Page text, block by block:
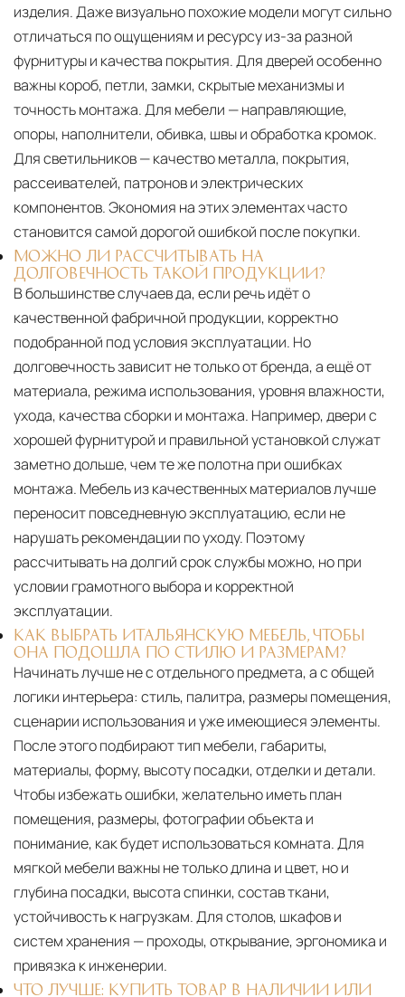
изделия. Даже визуально похожие модели могут сильно
отличаться по ощущениям и ресурсу из-за разной
фурнитуры и качества покрытия. Для дверей особенно
важны короб, петли, замки, скрытые механизмы и
точность монтажа. Для мебели — направляющие,
опоры, наполнители, обивка, швы и обработка кромок.
Для светильников — качество металла, покрытия,
рассеивателей, патронов и электрических
компонентов. Экономия на этих элементах часто
становится самой дорогой ошибкой после покупки.
МОЖНО ЛИ РАССЧИТЫВАТЬ НА
ДОЛГОВЕЧНОСТЬ ТАКОЙ ПРОДУКЦИИ?
В большинстве случаев да, если речь идёт о
качественной фабричной продукции, корректно
подобранной под условия эксплуатации. Но
долговечность зависит не только от бренда, а ещё от
материала, режима использования, уровня влажности,
ухода, качества сборки и монтажа. Например, двери с
хорошей фурнитурой и правильной установкой служат
заметно дольше, чем те же полотна при ошибках
монтажа. Мебель из качественных материалов лучше
переносит повседневную эксплуатацию, если не
нарушать рекомендации по уходу. Поэтому
рассчитывать на долгий срок службы можно, но при
условии грамотного выбора и корректной
эксплуатации.
КАК ВЫБРАТЬ ИТАЛЬЯНСКУЮ МЕБЕЛЬ, ЧТОБЫ
ОНА ПОДОШЛА ПО СТИЛЮ И РАЗМЕРАМ?
Начинать лучше не с отдельного предмета, а с общей
логики интерьера: стиль, палитра, размеры помещения,
сценарии использования и уже имеющиеся элементы.
После этого подбирают тип мебели, габариты,
материалы, форму, высоту посадки, отделки и детали.
Чтобы избежать ошибки, желательно иметь план
помещения, размеры, фотографии объекта и
понимание, как будет использоваться комната. Для
мягкой мебели важны не только длина и цвет, но и
глубина посадки, высота спинки, состав ткани,
устойчивость к нагрузкам. Для столов, шкафов и
систем хранения — проходы, открывание, эргономика и
привязка к инженерии.
ЧТО ЛУЧШЕ: КУПИТЬ ТОВАР В НАЛИЧИИ ИЛИ